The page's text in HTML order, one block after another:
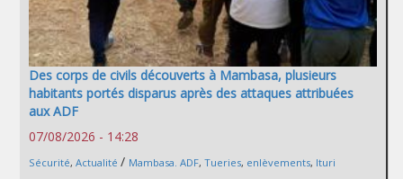
Des corps de civils découverts à Mambasa, plusieurs
habitants portés disparus après des attaques attribuées
aux ADF
07/08/2026 - 14:28
Sécurité, Actualité / Mambasa. ADF, Tueries, enlèvements, Ituri